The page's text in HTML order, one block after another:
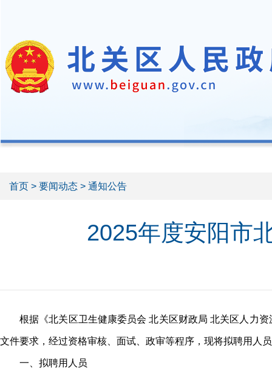
首页 > 要闻动态 > 通知公告
2025年度安阳市
根据《北关区卫生健康委员会 北关区财政局 北关区人力
文件要求，经过资格审核、面试、政审等程序，现将拟聘用人
一、拟聘用人员